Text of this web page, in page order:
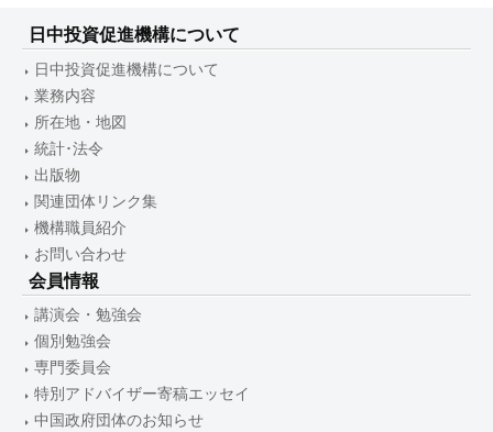
日中投資促進機構について
日中投資促進機構について
業務内容
所在地・地図
統計･法令
出版物
関連団体リンク集
機構職員紹介
お問い合わせ
会員情報
講演会・勉強会
個別勉強会
専門委員会
特別アドバイザー寄稿エッセイ
中国政府団体のお知らせ